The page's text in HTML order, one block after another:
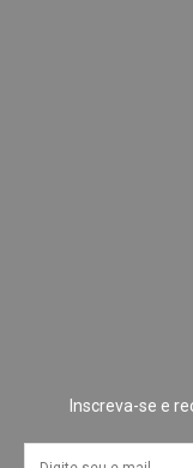
Inscreva-se e